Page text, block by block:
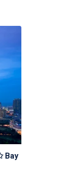
Bay